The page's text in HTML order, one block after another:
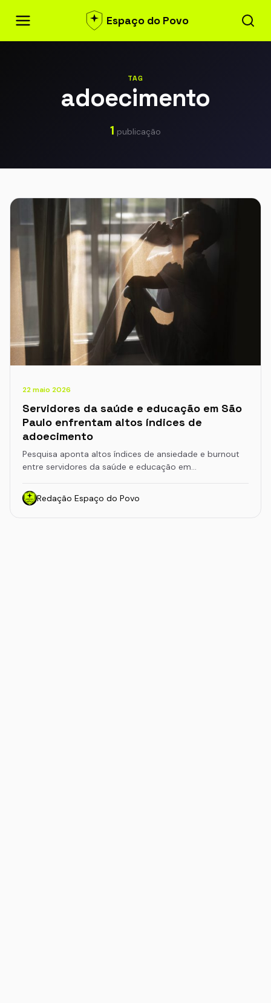
Espaço do Povo
TAG
adoecimento
1 publicação
22 maio 2026
Servidores da saúde e educação em São
Paulo enfrentam altos índices de
adoecimento
Pesquisa aponta altos índices de ansiedade e burnout
entre servidores da saúde e educação em…
Redação Espaço do Povo